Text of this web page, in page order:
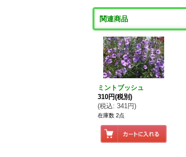
関連商品
ミントブッシュ
310円(税別)
(税込: 341円)
在庫数 2点